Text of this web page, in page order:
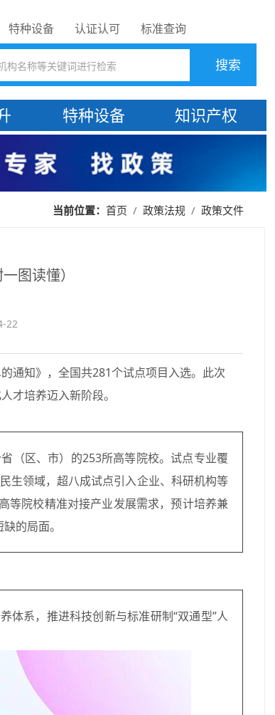
特种设备 认证认可 标准查询
搜索
特种设备 知识产权
当前位置： 首页 政策法规 政策文件
图读懂）
22
通知》，全国共281个试点项目入选。此次
才培养迈入新阶段。
（区、市）的253所高等院校。试点专业覆
生领域，超八成试点引入企业、科研机构等
等院校精准对接产业发展需求，预计培养兼
的局面。
体系，推进科技创新与标准研制“双通型”人